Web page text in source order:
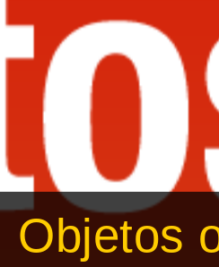
Objetos